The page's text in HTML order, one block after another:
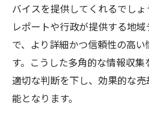
バイスを提供してくれるでし
レポートや行政が提供する地
で、より詳細かつ信頼性の高
す。こうした多角的な情報収
適切な判断を下し、効果的な
能となります。